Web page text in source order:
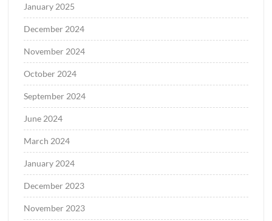
January 2025
December 2024
November 2024
October 2024
September 2024
June 2024
March 2024
January 2024
December 2023
November 2023